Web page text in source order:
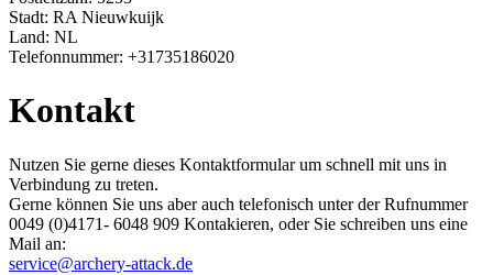
Stadt: RA Nieuwkuijk
Land: NL
Telefonnummer: +31735186020
Kontakt
Nutzen Sie gerne dieses Kontaktformular um schnell mit uns in
Verbindung zu treten.
Gerne können Sie uns aber auch telefonisch unter der Rufnummer
0049 (0)4171- 6048 909​ Kontakieren, oder Sie schreiben uns eine
Mail an:
service@archery-attack.de